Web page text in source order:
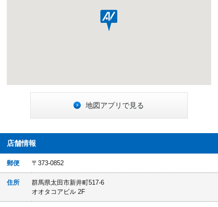
地図アプリで見る
店舗情報
郵便 〒373-0852
住所
群馬県太田市新井町517-6
オオタコアビル 2F